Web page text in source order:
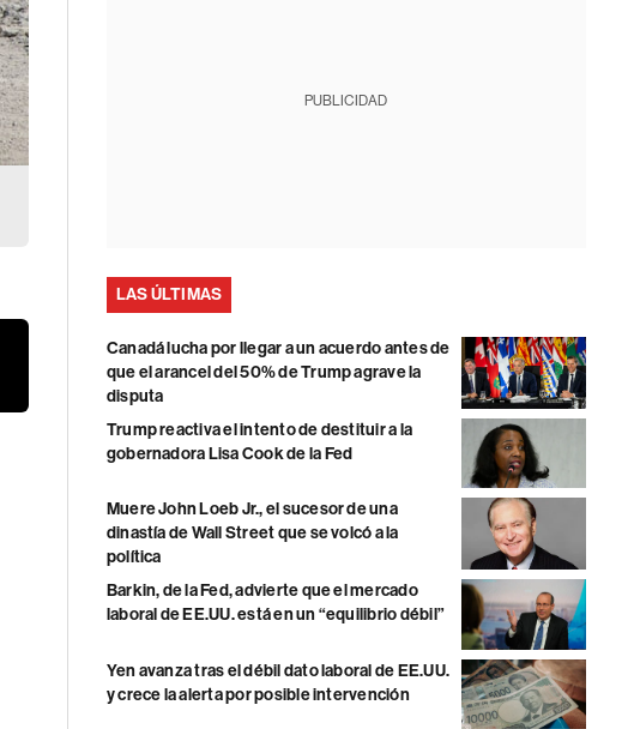
PUBLICIDAD
LAS ÚLTIMAS
Canadá lucha por llegar a un acuerdo antes de
que el arancel del 50% de Trump agrave la
disputa
Trump reactiva el intento de destituir a la
gobernadora Lisa Cook de la Fed
Muere John Loeb Jr., el sucesor de una
dinastía de Wall Street que se volcó a la
política
Barkin, de la Fed, advierte que el mercado
laboral de EE.UU. está en un “equilibrio débil”
Yen avanza tras el débil dato laboral de EE.UU.
y crece la alerta por posible intervención